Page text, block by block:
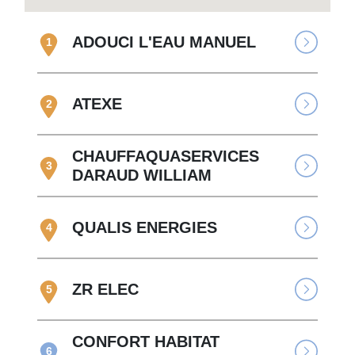
1 ADOUCI L'EAU MANUEL
2 ATEXE
3
CHAUFFAQUASERVICES
DARAUD WILLIAM
4 QUALIS ENERGIES
5 ZR ELEC
6
CONFORT HABITAT